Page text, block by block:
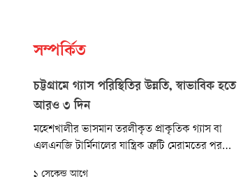
সম্পর্কিত
চট্টগ্রামে গ্যাস পরিস্থিতির উন্নতি, স্বাভাবিক হতে
আরও ৩ দিন
মহেশখালীর ভাসমান তরলীকৃত প্রাকৃতিক গ্যাস বা
এলএনজি টার্মিনালের যান্ত্রিক ত্রুটি মেরামতের পর
১ সেকেন্ড আগে